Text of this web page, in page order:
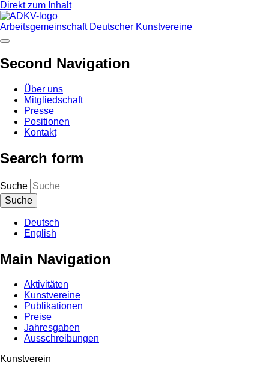
Direkt zum Inhalt
Arbeitsgemeinschaft Deutscher Kunstvereine
Second Navigation
Über uns
Mitgliedschaft
Presse
Positionen
Kontakt
Search form
Suche
Deutsch
English
Main Navigation
Aktivitäten
Kunstvereine
Publikationen
Preise
Jahresgaben
Ausschreibungen
Kunstverein